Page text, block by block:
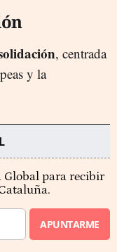
18%
integrar con éxito las
, centrada
y la
Global para recibir
APUNTARME